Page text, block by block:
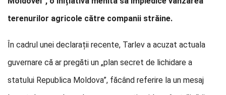
terenurilor agricole către companii străine.
În cadrul unei declarații recente, Tarlev a acuzat actuala
guvernare că ar pregăti un „plan secret de lichidare a
statului Republica Moldova”, făcând referire la un mesaj